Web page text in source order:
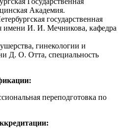
Академия.
государственная
имени И. И. Мечникова, кафедра
гинекологии и
Д. О. Отта, специальность
переподготовка по